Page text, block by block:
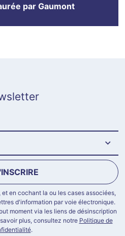
par Gaumont
en cochant la ou les cases associées,
d'information par voie électronique.
moment via les liens de désinscription
plus, consultez notre Politique de
.